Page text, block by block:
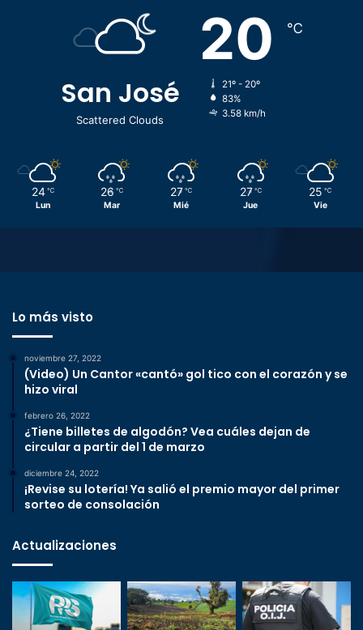
San José
Scattered Clouds
20 ℃
21º - 20º
83%
3.58 km/h
24 ℃
Lun
26 ℃
Mar
27 ℃
Mié
27 ℃
Jue
25 ℃
Vie
Lo más visto
noviembre 27, 2022
(Video) Un Cantor «cantó» gol tico con el corazón y se
hizo viral
febrero 26, 2022
¿Tiene billetes de algodón? Vea cuáles dejan de
circular a partir del 1 de marzo
diciembre 24, 2022
¡Revise su lotería! Ya salió el premio mayor del primer
sorteo de consolación
Actualizaciones